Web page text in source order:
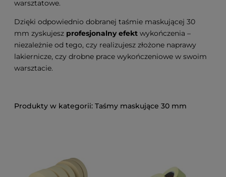
warsztatowe.
Dzięki odpowiednio dobranej taśmie maskującej 30
mm zyskujesz profesjonalny efekt wykończenia –
niezależnie od tego, czy realizujesz złożone naprawy
lakiernicze, czy drobne prace wykończeniowe w swoim
warsztacie.
Taśmy maskujące 30 mm